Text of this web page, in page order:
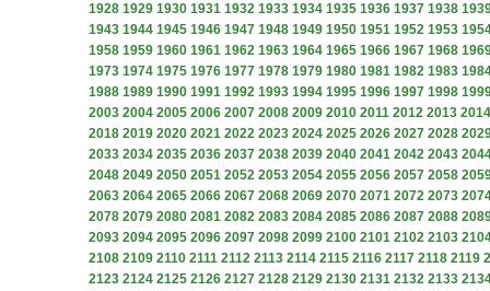
1928 1929 1930 1931 1932 1933 1934 1935 1936 1937 1938
1943 1944 1945 1946 1947 1948 1949 1950 1951 1952 1953
1958 1959 1960 1961 1962 1963 1964 1965 1966 1967 1968
1973 1974 1975 1976 1977 1978 1979 1980 1981 1982 1983
1988 1989 1990 1991 1992 1993 1994 1995 1996 1997 1998
2003 2004 2005 2006 2007 2008 2009 2010 2011 2012 2013 2014
2018 2019 2020 2021 2022 2023 2024 2025 2026 2027 2028
2033 2034 2035 2036 2037 2038 2039 2040 2041 2042 2043
2048 2049 2050 2051 2052 2053 2054 2055 2056 2057 2058
2063 2064 2065 2066 2067 2068 2069 2070 2071 2072 2073
2078 2079 2080 2081 2082 2083 2084 2085 2086 2087 2088
2093 2094 2095 2096 2097 2098 2099 2100 2101 2102 2103
2108 2109 2110 2111 2112 2113 2114 2115 2116 2117 2118 2119
2123 2124 2125 2126 2127 2128 2129 2130 2131 2132 2133